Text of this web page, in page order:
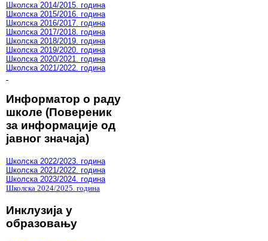
Школска 2014/2015. година
Школска 2015/2016. година
Школска 2016/2017. година
Школска 2017/2018. година
Школска 2018/2019. година
Школска 2019/2020. година
Школска 2020/2021. година
Школска 2021/2022. година
Информатор о раду
школе (Повереник
за информације од
јавног значаја)
Школска 2022/2023. година
Школска 2021/2022. година
Школска 2023/2024. година
Школска 2024/2025. година
Инклузија у
образовању